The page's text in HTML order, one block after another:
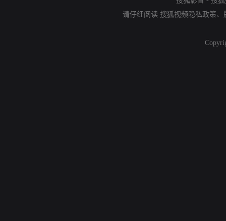
请仔细阅读 搜狐视频隐私政策、